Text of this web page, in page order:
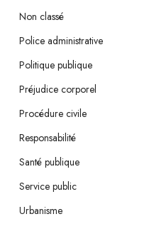
Non classé
Police administrative
Politique publique
Préjudice corporel
Procédure civile
Responsabilité
Santé publique
Service public
Urbanisme